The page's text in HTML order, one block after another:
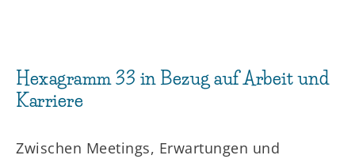
Hexagramm 33 in Bezug auf Arbeit und
Karriere
Zwischen Meetings, Erwartungen und